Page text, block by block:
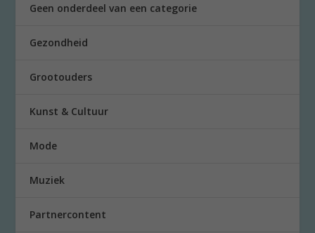
Geen onderdeel van een categorie
Gezondheid
Grootouders
Kunst & Cultuur
Mode
Muziek
Partnercontent